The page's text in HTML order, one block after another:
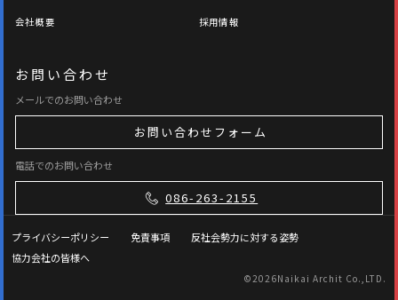
会社概要 採用情報
お問い合わせ
メールでのお問い合わせ
お問い合わせフォーム
電話でのお問い合わせ
086-263-2155
プライバシーポリシー 免責事項
反社会勢力に対する姿勢
協力会社の皆様へ
©2026Naikai Archit Co.,LTD.